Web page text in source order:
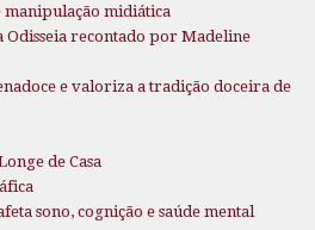
manipulação midiática
Odisseia recontado por Madeline
e valoriza a tradição doceira de
de Casa
sono, cognição e saúde mental